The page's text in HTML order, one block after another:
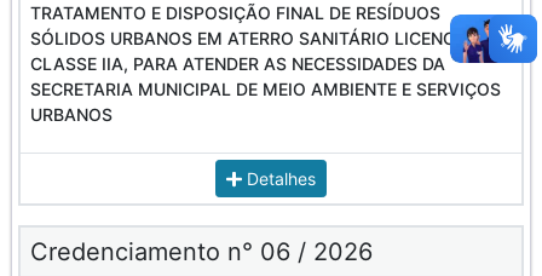
TRATAMENTO E DISPOSIÇÃO FINAL DE RESÍDUOS
SÓLIDOS URBANOS EM ATERRO SANITÁRIO LICENCIADO
CLASSE IIA, PARA ATENDER AS NECESSIDADES DA
SECRETARIA MUNICIPAL DE MEIO AMBIENTE E SERVIÇOS
URBANOS
Detalhes
Credenciamento n° 06 / 2026